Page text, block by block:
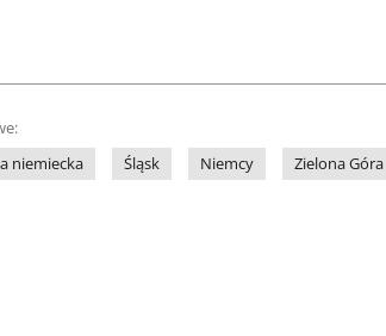
niemiecka Śląsk Niemcy Zielona Góra